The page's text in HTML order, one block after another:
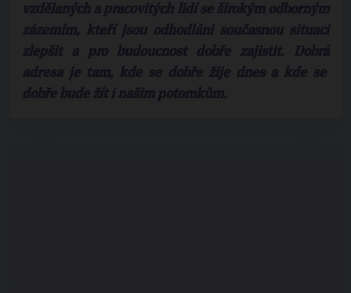
vzdělaných a pracovitých lidí se širokým odborným
zázemím, kteří jsou odhodláni současnou situaci
zlepšit a pro budoucnost dobře zajistit. Dobrá
adresa je tam, kde se dobře žije dnes a kde se
dobře bude žít i našim potomkům.